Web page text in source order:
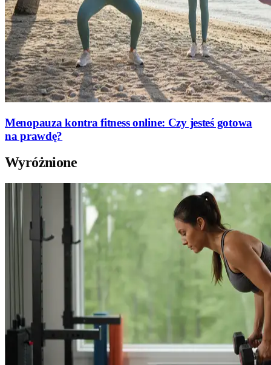
Menopauza kontra fitness online: Czy jesteś gotowa
na prawdę?
Wyróżnione